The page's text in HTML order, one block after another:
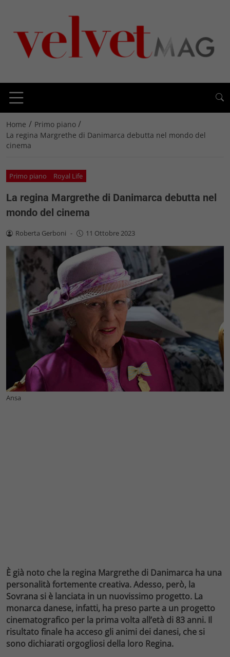
Home / Primo piano /
La regina Margrethe di Danimarca debutta nel mondo del
cinema
Primo piano Royal Life
La regina Margrethe di Danimarca debutta nel
mondo del cinema
Roberta Gerboni - 11 Ottobre 2023
Ansa
È già noto che la regina Margrethe di Danimarca ha una
personalità fortemente creativa. Adesso, però, la
Sovrana si è lanciata in un nuovissimo progetto. La
monarca danese, infatti, ha preso parte a un progetto
cinematografico per la prima volta all’età di 83 anni. Il
risultato finale ha acceso gli animi dei danesi, che si
sono dichiarati orgogliosi della loro Regina.